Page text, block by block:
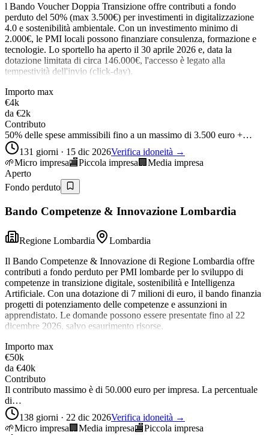
l Bando Voucher Doppia Transizione offre contributi a fondo
perduto del 50% (max 3.500€) per investimenti in digitalizzazione
4.0 e sostenibilità ambientale. Con un investimento minimo di
2.000€, le PMI locali possono finanziare consulenza, formazione e
tecnologie. Lo sportello ha aperto il 30 aprile 2026 e, data la
dotazione limitata di circa 146.000€, l'accesso è legato alla
tempestività dell'invio (click-day).
Importo max
€4k
da €2k
Contributo
50% delle spese ammissibili fino a un massimo di 3.500 euro +…
131 giorni · 15 dic 2026Verifica idoneità →
🌱Micro impresa🏬Piccola impresa 🏢 Media impresa
Aperto
Fondo perduto
Bando Competenze & Innovazione Lombardia
Regione Lombardia
Lombardia
Il Bando Competenze & Innovazione di Regione Lombardia offre
contributi a fondo perduto per PMI lombarde per lo sviluppo di
competenze in transizione digitale, sostenibilità e Intelligenza
Artificiale. Con una dotazione di 7 milioni di euro, il bando finanzia
progetti di potenziamento delle competenze e assunzioni in
apprendistato. Le domande possono essere presentate fino al 22
dicembre 2026, salvo esaurimento risorse.
Importo max
€50k
da €40k
Contributo
Il contributo massimo è di 50.000 euro per impresa. La percentuale
di…
138 giorni · 22 dic 2026Verifica idoneità →
🌱Micro impresa 🏢 Media impresa🏬Piccola impresa